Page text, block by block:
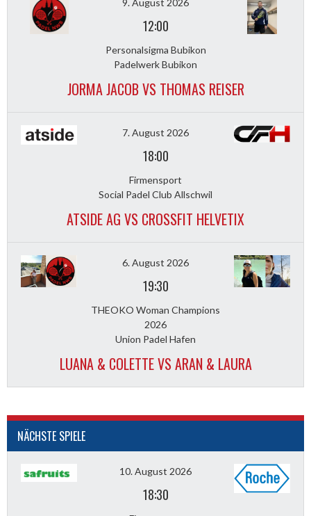
12:00
Personalsigma Bubikon
Padelwerk Bubikon
JORMA JACOB VS THOMAS REISER
7. August 2026
18:00
Firmensport
Social Padel Club Allschwil
ATSIDE AG VS CROSSFIT HELVETIX
6. August 2026
19:30
THEOKO Woman Champions
2026
Union Padel Hafen
LUANA & COLETTE VS ARAN & LAURA
NÄCHSTE SPIELE
10. August 2026
18:30